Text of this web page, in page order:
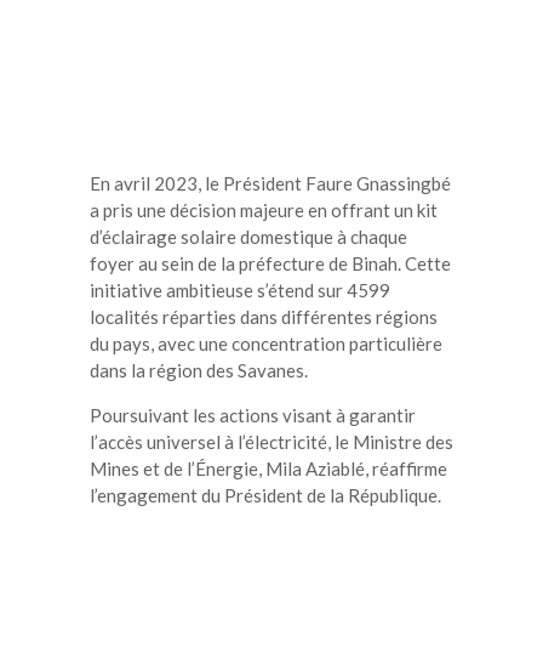
En avril 2023, le Président Faure Gnassingbé
a pris une décision majeure en offrant un kit
d’éclairage solaire domestique à chaque
foyer au sein de la préfecture de Binah. Cette
initiative ambitieuse s’étend sur 4599
localités réparties dans différentes régions
du pays, avec une concentration particulière
dans la région des Savanes.
Poursuivant les actions visant à garantir
l’accès universel à l’électricité, le Ministre des
Mines et de l’Énergie, Mila Aziablé, réaffirme
l’engagement du Président de la République.